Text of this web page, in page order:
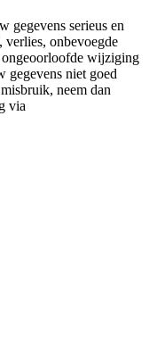
gegevens serieus en
verlies, onbevoegde
ongeoorloofde wijziging
gegevens niet goed
neem dan
via